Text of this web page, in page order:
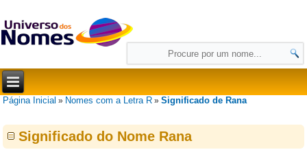
Página Inicial » Nomes com a Letra R »Significado de Rana
Significado do Nome Rana